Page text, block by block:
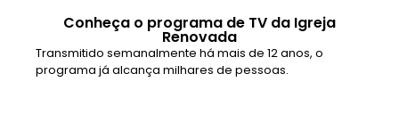
Conheça o programa de TV da Igreja
Renovada
Transmitido semanalmente há mais de 12 anos, o
programa já alcança milhares de pessoas.